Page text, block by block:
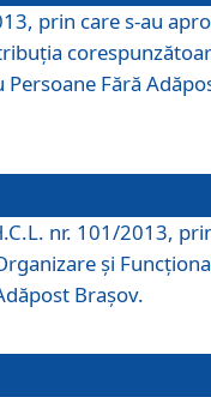
prin care s-au
Fără
nr. 101/2013,
şi
Braşov.